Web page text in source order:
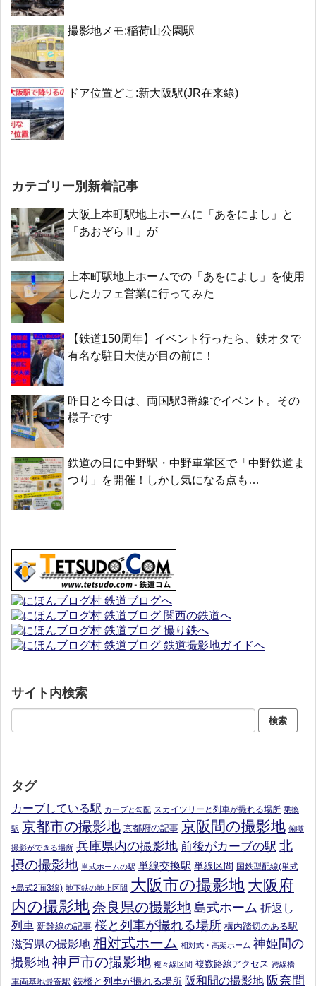
撮影地メモ:稲荷山公園駅
ドア位置どこ:新大阪駅(JR在来線)
カテゴリー別新着記事
大阪上本町駅地上ホームに「あをによし」と
「あおぞらⅡ」が
上本町駅地上ホームでの「あをによし」を使用
したカフェ営業に行ってみた
【鉄道150周年】イベント行ったら、鉄オタで
有名な駐日大使が目の前に！
昨日と今日は、両国駅3番線でイベント。その
様子です
鉄道の日に中野駅・中野車掌区で「中野鉄道ま
つり」を開催！しかし気になる点も…
サイト内検索
タグ
カーブしている駅 カーブと勾配 スカイツリーと列車が撮れる場所 乗換
駅 京都市の撮影地 京都府の記事 京阪間の撮影地 俯瞰
撮影ができる場所 兵庫県内の撮影地 前後がカーブの駅 北
摂の撮影地 単式ホームの駅 単線交換駅 単線区間 国鉄型配線(単式
+島式2面3線) 地下鉄の地上区間 大阪市の撮影地 大阪府
内の撮影地奈良県の撮影地 島式ホーム 折返し
列車 新幹線の記事 桜と列車が撮れる場所 構内踏切のある駅
滋賀県の撮影地 相対式ホーム 相対式・高架ホーム 神姫間の
撮影地神戸市の撮影地 複々線区間 複数路線アクセス 跨線橋
車両基地最寄駅 鉄橋と列車が撮れる場所 阪和間の撮影地 阪奈間